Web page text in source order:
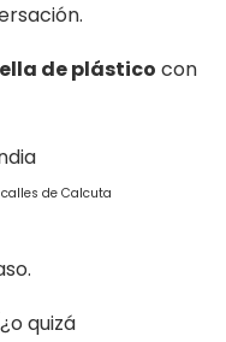
de plástico con
de Calcuta
quizá